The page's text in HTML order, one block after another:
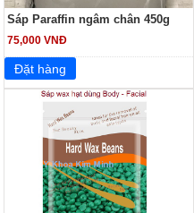
Sáp Paraffin ngâm chân 450g
75,000 VNĐ